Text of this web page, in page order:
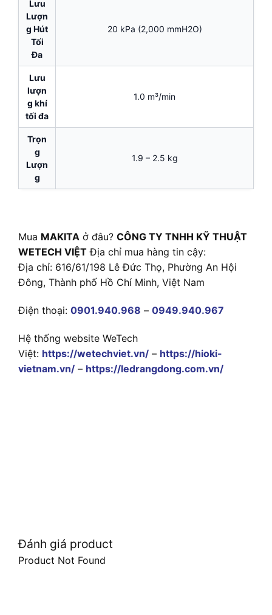
Lưu
Lượn
g Hút
Tối
Đa
20 kPa (2,000 mmH2O)
Lưu
lượn
g khí
tối đa
1.0 m³/min
Trọn
g
Lượn
g
1.9 – 2.5 kg
Mua MAKITA ở đâu? CÔNG TY TNHH KỸ THUẬT
WETECH VIỆT Địa chỉ mua hàng tin cậy:
Địa chỉ: 616/61/198 Lê Đức Thọ, Phường An Hội
Đông, Thành phố Hồ Chí Minh, Việt Nam
Điện thoại: 0901.940.968 – 0949.940.967
Hệ thống website WeTech
Việt: https://wetechviet.vn/ – https://hioki-
vietnam.vn/ – https://ledrangdong.com.vn/
Đánh giá product
Product Not Found